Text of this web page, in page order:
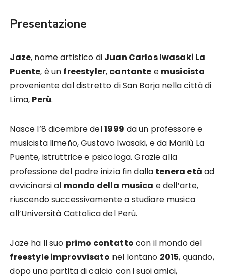
Presentazione
Jaze, nome artistico di Juan Carlos Iwasaki La
Puente, è un freestyler, cantante e musicista
proveniente dal distretto di San Borja nella città di
Lima, Perù.
Nasce l’8 dicembre del1999 da un professore e
musicista limeño, Gustavo Iwasaki, e da Marilù La
Puente, istruttrice e psicologa. Grazie alla
professione del padre inizia fin dalla tenera età ad
avvicinarsi al mondo della musica e dell’arte,
riuscendo successivamente a studiare musica
all’Università Cattolica del Perù.
Jaze ha Il suo primo contatto con il mondo del
freestyle improvvisato nel lontano 2015, quando,
dopo una partita di calcio con i suoi amici,